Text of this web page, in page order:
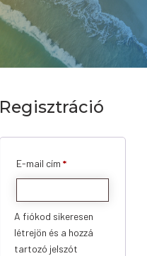
Regisztráció
E-mail cím *Kötelező
A fiókod sikeresen
létrejön és a hozzá
tartozó jelszót